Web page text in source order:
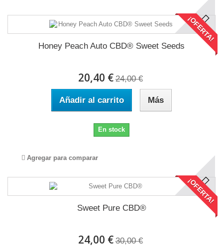
¡OFERTA!
Honey Peach Auto CBD® Sweet Seeds
20,40 € 24,00 €
Añadir al carrito Más
En stock
Agregar para comparar
¡OFERTA!
Sweet Pure CBD®
24,00 € 30,00 €